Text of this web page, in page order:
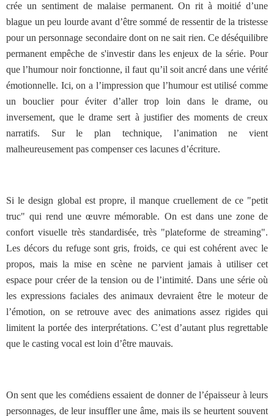
crée un sentiment de malaise permanent. On rit à moitié d’une
blague un peu lourde avant d’être sommé de ressentir de la tristesse
pour un personnage secondaire dont on ne sait rien. Ce déséquilibre
permanent empêche de s'investir dans les enjeux de la série. Pour
que l’humour noir fonctionne, il faut qu’il soit ancré dans une vérité
émotionnelle. Ici, on a l’impression que l’humour est utilisé comme
un bouclier pour éviter d’aller trop loin dans le drame, ou
inversement, que le drame sert à justifier des moments de creux
narratifs. Sur le plan technique, l’animation ne vient
malheureusement pas compenser ces lacunes d’écriture.
Si le design global est propre, il manque cruellement de ce "petit
truc" qui rend une œuvre mémorable. On est dans une zone de
confort visuelle très standardisée, très "plateforme de streaming".
Les décors du refuge sont gris, froids, ce qui est cohérent avec le
propos, mais la mise en scène ne parvient jamais à utiliser cet
espace pour créer de la tension ou de l’intimité. Dans une série où
les expressions faciales des animaux devraient être le moteur de
l’émotion, on se retrouve avec des animations assez rigides qui
limitent la portée des interprétations. C’est d’autant plus regrettable
que le casting vocal est loin d’être mauvais.
On sent que les comédiens essaient de donner de l’épaisseur à leurs
personnages, de leur insuffler une âme, mais ils se heurtent souvent